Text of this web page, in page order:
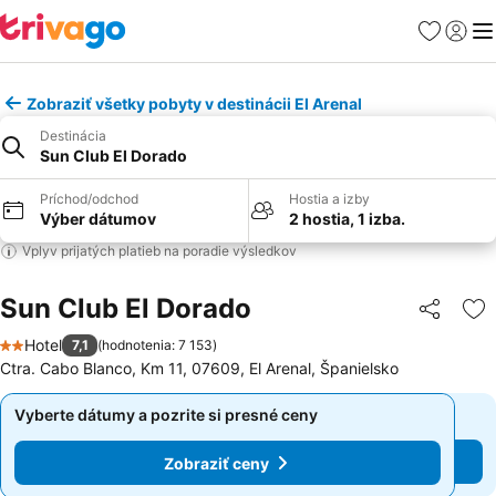
Obľúbené
Zobraziť všetky pobyty v destinácii El Arenal
Destinácia
Sun Club El Dorado
Príchod/odchod
Výber dátumov
Hostia a izby
2 hostia, 1 izba.
Vplyv prijatých platieb na poradie výsledkov
Sun Club El Dorado Zdieľať
2 Počet hviezdičiek
Hotel 7,1 (hodnotenia: 7 153)
Ctra. Cabo Blanco, Km 11, 07609, El Arenal, Španielsko
Vyberte dátumy a pozrite si presné ceny
Zobraziť ceny
Vyberte dátumy a pozrite si presné ceny
Zobraziť ceny